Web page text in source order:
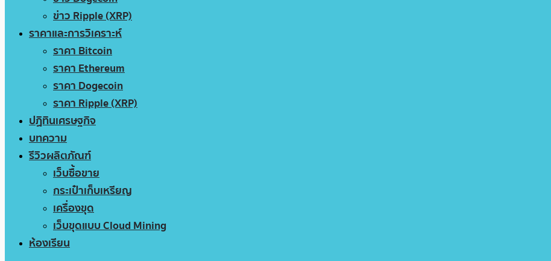
ข่าว Ripple (XRP)
ราคาและการวิเคราะห์
ราคา Bitcoin
ราคา Ethereum
ราคา Dogecoin
ราคา Ripple (XRP)
ปฏิทินเศรษฐกิจ
บทความ
รีวิวผลิตภัณฑ์
เว็บซื้อขาย
กระเป๋าเก็บเหรียญ
เครื่องขุด
เว็บขุดแบบ Cloud Mining
ห้องเรียน